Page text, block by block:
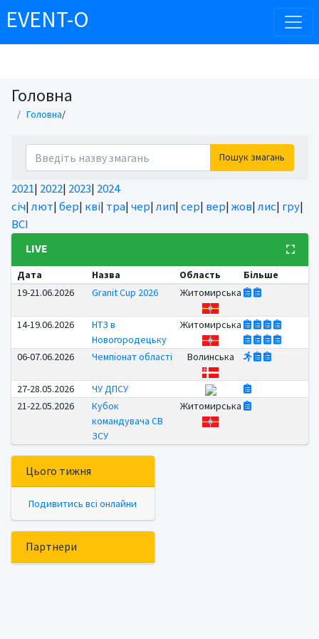
EVENT-O
Головна
Головна/
Пошук змагань
2021| 2022| 2023| 2024
січ|лют|бер| кві| тра|чер|лип|сер| вер|жов|лис| гру|
ВСІ
LIVE
Дата Назва Область
Більше
19-21.06.2026
Granit Cup 2026 Житомирська
14-19.06.2026
НТЗ в
Новогородецьку
Житомирська
06-07.06.2026 Чемпіонат області Волинська
27-28.05.2026
ЧУ ДПСУ
21-22.05.2026
Кубок
командувача СВ
ЗСУ
Житомирська
Цього тижня
Подивитись всі онлайни
Партнери